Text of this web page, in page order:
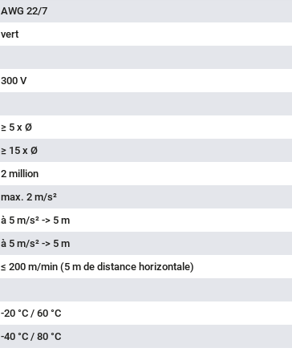
AWG 22/7
vert
300 V
≥ 5 x Ø
≥ 15 x Ø
2 million
max. 2 m/s²
à 5 m/s² -> 5 m
à 5 m/s² -> 5 m
≤ 200 m/min (5 m de distance horizontale)
-20 °C / 60 °C
-40 °C / 80 °C